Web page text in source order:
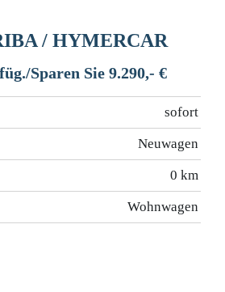
/ HYMERCAR
Sparen Sie 9.290,- €
sofort
Neuwagen
0 km
Wohnwagen